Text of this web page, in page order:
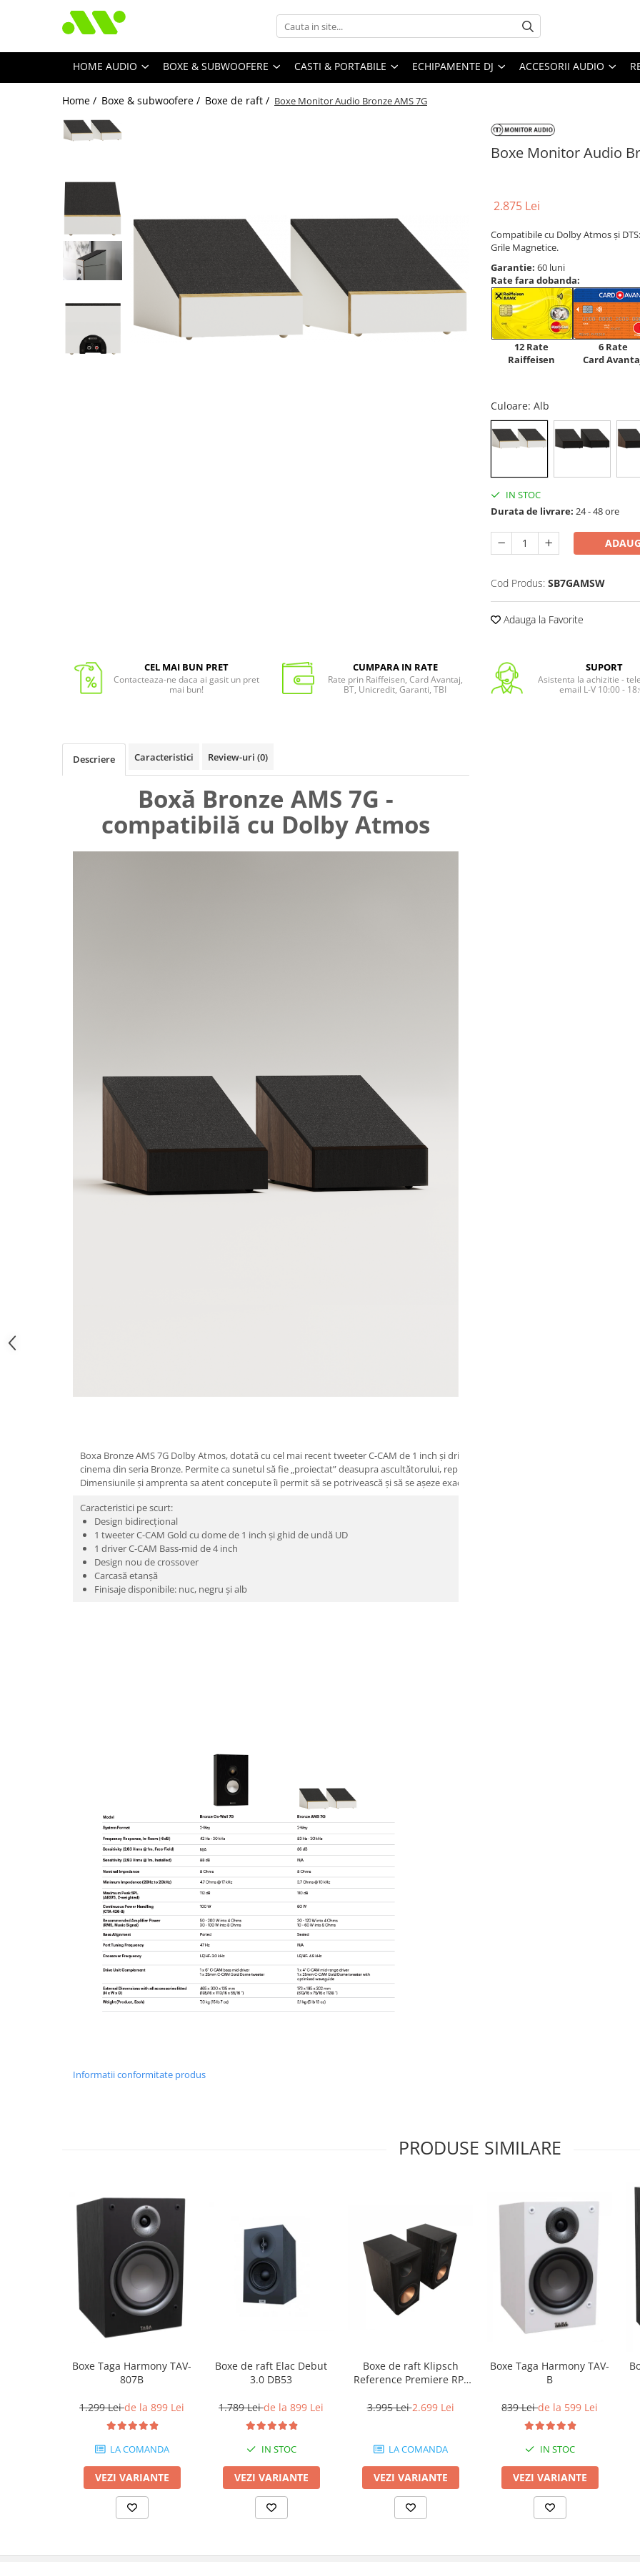
HOME AUDIO BOXE & SUBWOOFERE CASTI & PORTABILE ECHIPAMENTE DJ ACCESORII AUDIO
Home / Boxe & subwoofere / Boxe de raft / Boxe Monitor Audio Bronze AMS 7G
Boxe Monitor Audio
2.875 Lei
Compatibile cu Dolby Atmos și
Grile Magnetice.
Garantie: 60 luni
Rate fara dobanda:
12 Rate
Raiffeisen
6 Rate
Card
Culoare: Alb
IN STOC
Durata de livrare: 24 - 48 ore
Cod Produs: SB7GAMSW
Adauga la Favorite
CEL MAI BUN PRET
Contacteaza-ne daca ai gasit un pret
mai bun!
CUMPARA IN RATE
Rate prin Raiffeisen, Card Avantaj,
BT, Unicredit, Garanti, TBI
SUPORT
Asistenta la achizitie -
email L-V 10:00 -
Descriere Caracteristici Review-uri (0)
Boxă Bronze AMS 7G -
compatibilă cu Dolby Atmos
Boxa Bronze AMS 7G Dolby Atmos, dotată cu cel mai recent tweeter C-CAM de 1 inch și driver de mid-bass de 4 inch, este boxele
cinema din seria Bronze. Permite ca sunetul să fie „proiectat” deasupra ascultătorului, reprezentând obiectele care se mișcă
Dimensiunile și amprenta sa atent concepute îi permit să se potrivească și să se așeze exact deasupra modelelor Bronze 50 și 300,
Caracteristici pe scurt:
Design bidirecțional
1 tweeter C-CAM Gold cu dome de 1 inch și ghid de undă UD
1 driver C-CAM Bass-mid de 4 inch
Design nou de crossover
Carcasă etanșă
Finisaje disponibile: nuc, negru și alb
Informatii conformitate produs
PRODUSE SIMILARE
Boxe Taga Harmony TAV-
807B
1.299 Leide la 899 Lei
LA COMANDA
VEZI VARIANTE
Boxe de raft Elac Debut
3.0 DB53
1.789 Leide la 899 Lei
IN STOC
VEZI VARIANTE
Boxe de raft Klipsch
Reference Premiere RP-
3.995 Lei2.699 Lei
LA COMANDA
VEZI VARIANTE
Boxe Taga Harmony TAV-
B
839 Leide la 599 Lei
IN STOC
VEZI VARIANTE